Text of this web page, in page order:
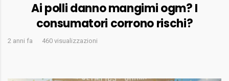
Ai polli danno mangimi ogm? I
consumatori corrono rischi?
2 anni fa 460 visualizzazioni